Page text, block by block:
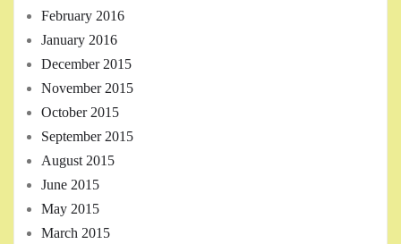
February 2016
January 2016
December 2015
November 2015
October 2015
September 2015
August 2015
June 2015
May 2015
March 2015